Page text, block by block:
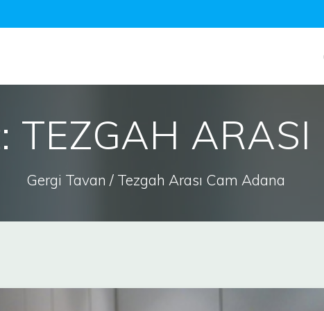
TEZGAH ARASI
Gergi Tavan / Tezgah Arası Cam Adana